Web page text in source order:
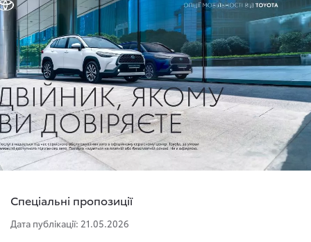
Спеціальні пропозиції
Дата публікації: 21.05.2026